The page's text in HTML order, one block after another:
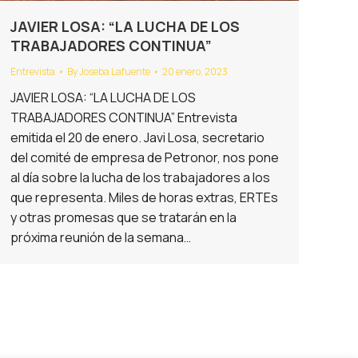
JAVIER LOSA: “LA LUCHA DE LOS
TRABAJADORES CONTINUA”
Entrevista ByJoseba Lafuente 20 enero, 2023
JAVIER LOSA: “LA LUCHA DE LOS
TRABAJADORES CONTINUA” Entrevista
emitida el 20 de enero. Javi Losa, secretario
del comité de empresa de Petronor, nos pone
al día sobre la lucha de los trabajadores a los
que representa. Miles de horas extras, ERTEs
y otras promesas que se tratarán en la
próxima reunión de la semana…